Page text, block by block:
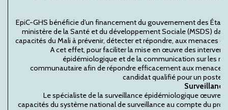
EpiC-GHS bénéficie d’un financement du gouvernement des
ministère de la Santé et du développement Sociale (MSDS)
capacités du Mali à prévenir, détecter et répondre, aux menaces
A cet effet, pour faciliter la mise en œuvre des
épidémiologique et de la communication sur les
communautaire afin de répondre efficacement aux menaces,
candidat qualifié pour un poste
Le spécialiste de la surveillance épidémiologique
capacités du système national de surveillance au compte du